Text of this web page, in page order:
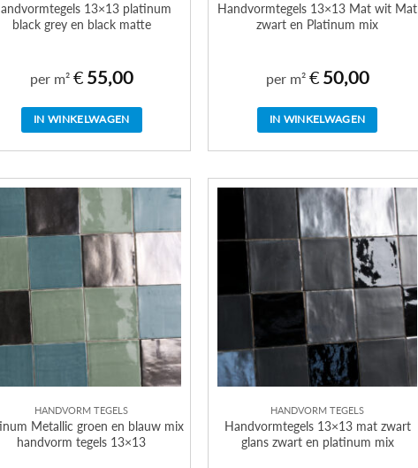
13×13 platinum
black grey en black matte
per m² € 55,00
IN WINKELWAGEN
Handvormtegels 13×13 Mat wit Mat
zwart en Platinum mix
per m² € 50,00
IN WINKELWAGEN
HANDVORM TEGELS
Metallic groen en blauw mix
handvorm tegels 13×13
HANDVORM TEGELS
Handvormtegels 13×13 mat zwart
glans zwart en platinum mix